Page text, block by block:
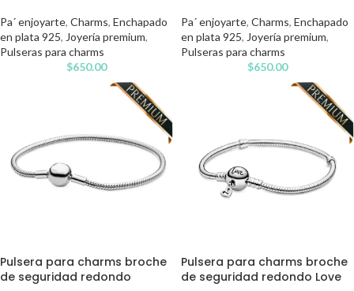
Pa´ enjoyarte, Charms, Enchapado
en plata 925, Joyería premium,
Pulseras para charms
$650.00
Pa´ enjoyarte, Charms, Enchapado
en plata 925, Joyería premium,
Pulseras para charms
$650.00
Pulsera para charms broche
de seguridad redondo
Pulsera para charms broche
de seguridad redondo Love